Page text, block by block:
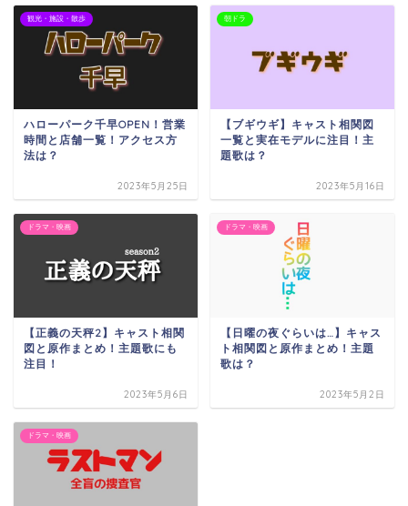
観光・施設・散歩
ハローパーク千早OPEN！営業
時間と店舗一覧！アクセス方
法は？
2023年5月25日
朝ドラ
【ブギウギ】キャスト相関図
一覧と実在モデルに注目！主
題歌は？
2023年5月16日
ドラマ・映画
【正義の天秤2】キャスト相関
図と原作まとめ！主題歌にも
注目！
2023年5月6日
ドラマ・映画
【日曜の夜ぐらいは…】キャス
ト相関図と原作まとめ！主題
歌は？
2023年5月2日
ドラマ・映画